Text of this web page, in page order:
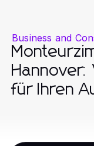
Business and
Hannover:
für Ihren